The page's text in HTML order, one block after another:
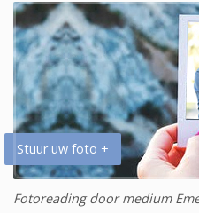
Stuur uw foto +
Fotoreading door medium